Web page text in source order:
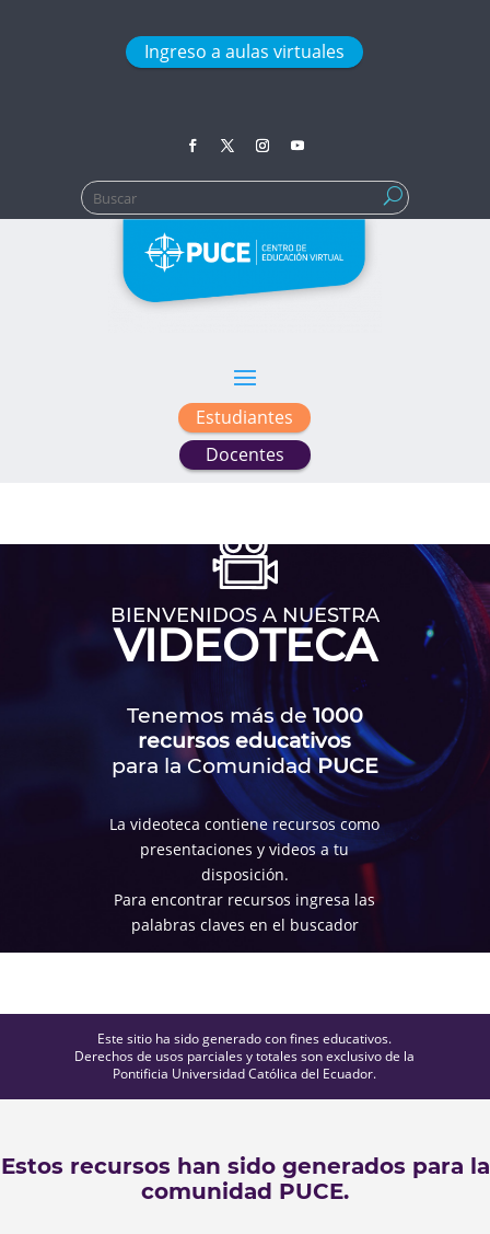
Ingreso a aulas virtuales
Buscar:
Estudiantes
Docentes
BIENVENIDOS A NUESTRA
VIDEOTECA
Tenemos más de 1000
recursos educativos
para la ComunidadPUCE
La videoteca contiene recursos como
presentaciones y videos a tu
disposición.
Para encontrar recursos ingresa las
palabras claves en el buscador
Este sitio ha sido generado con fines educativos.
Derechos de usos parciales y totales son exclusivo de la
Pontificia Universidad Católica del Ecuador.
Estos recursos han sido generados para la
comunidad PUCE.